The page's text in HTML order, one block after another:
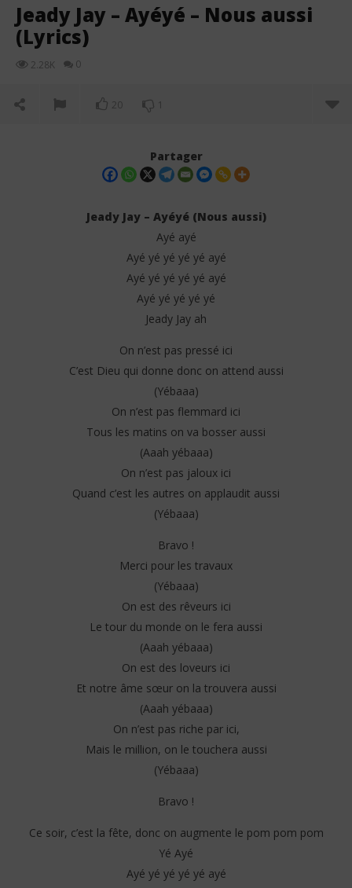
Jeady Jay – Ayéyé – Nous aussi
(Lyrics)
2.28K 0
20 1
NOW VIEWING
Jeady Jay – Ayéyé – Nous aussi (Lyrics)
Partager
Jeady Jay – Ayéyé (Nous aussi)
Ayé ayé
Ayé yé yé yé yé ayé
Ayé yé yé yé yé ayé
Ayé yé yé yé yé
Jeady Jay ah
On n’est pas pressé ici
C’est Dieu qui donne donc on attend aussi
(Yébaaa)
On n’est pas flemmard ici
Tous les matins on va bosser aussi
(Aaah yébaaa)
On n’est pas jaloux ici
Quand c’est les autres on applaudit aussi
(Yébaaa)
Bravo !
Merci pour les travaux
(Yébaaa)
On est des rêveurs ici
Le tour du monde on le fera aussi
(Aaah yébaaa)
On est des loveurs ici
Et notre âme sœur on la trouvera aussi
(Aaah yébaaa)
On n’est pas riche par ici,
Mais le million, on le touchera aussi
(Yébaaa)
Bravo !
Ce soir, c’est la fête, donc on augmente le pom pom pom
Yé Ayé
Ayé yé yé yé yé ayé